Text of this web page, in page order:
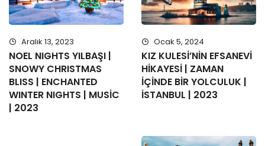
Aralık 13, 2023
NOEL NIGHTS YILBAŞI |
SNOWY CHRISTMAS
BLISS | ENCHANTED
WINTER NIGHTS | MUSİC
| 2023
Ocak 5, 2024
KIZ KULESİ’NİN EFSANEVİ
HİKAYESİ | ZAMAN
İÇİNDE BİR YOLCULUK |
İSTANBUL | 2023